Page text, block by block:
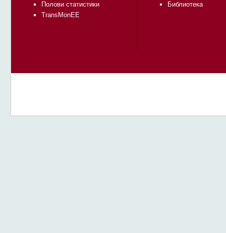
Полови статистики
TransMonEE
Библиотека